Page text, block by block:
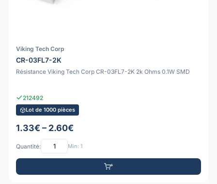
Viking Tech Corp
CR-03FL7-2K
Résistance Viking Tech Corp CR-03FL7-2K 2k Ohms 0.1W SMD
212492
Lot de 1000 pièces
1.33€ – 2.60€
Quantité: Min: 1